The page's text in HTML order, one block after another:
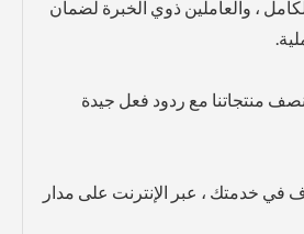
الكامل ، والعاملين ذوي الخبرة لضمان
نصف منتجاتنا مع ردود فعل جيدة
في خدمتك ، عبر الإنترنت على مدار